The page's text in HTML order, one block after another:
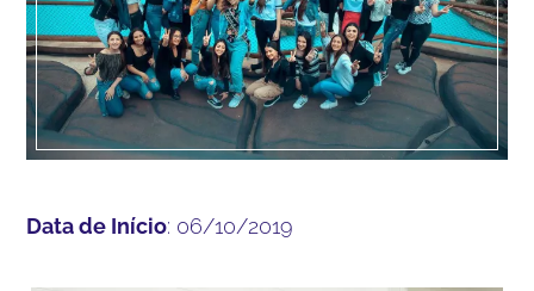
Data de Início: 06/10/2019